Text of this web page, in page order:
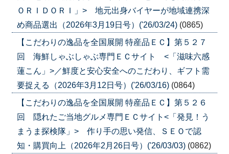
ＯＲＩＤＯＲＩ」> 地元出身バイヤーが地域連携深
め商品選出（2026年3月19日号）('26/03/24) (0865)
【こだわりの逸品を全国展開 特産品ＥＣ】第５２７
回 海鮮しゃぶしゃぶ専門ＥＣサイト <「滋味六感
蓮こん」>／鮮度と安心安全へのこだわり、ギフト需
要捉える（2026年3月12日号）('26/03/16) (0864)
【こだわりの逸品を全国展開 特産品ＥＣ】第５２６
回 隠れたご当地グルメ専門ＥＣサイト<「発見！う
まうま探検隊」> 作り手の思い発信、ＳＥＯで認
知・購買向上（2026年2月26日号）('26/03/03) (0862)